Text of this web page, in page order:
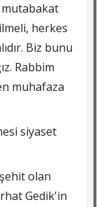
herkes
Biz bunu
Rabbim
muhafaza
siyaset
olan
Gedik'in